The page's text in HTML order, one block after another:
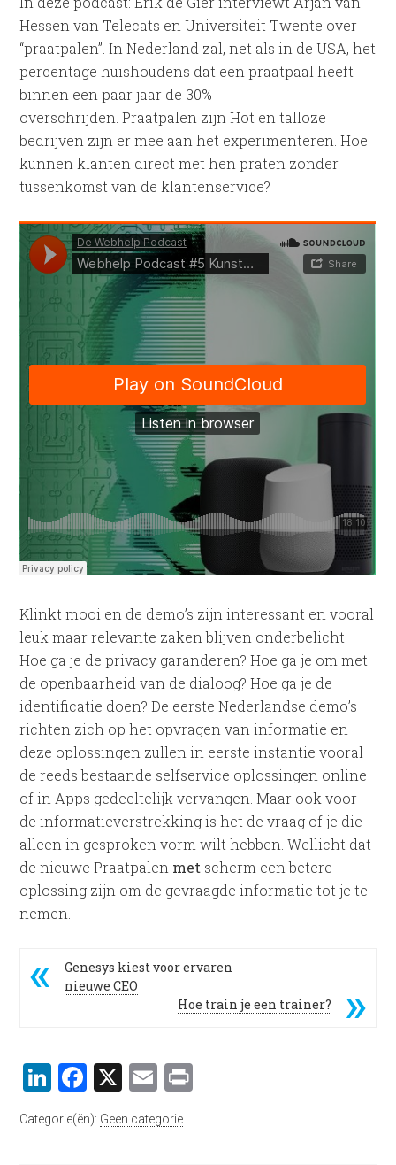
Hessen van Telecats en Universiteit Twente over
“praatpalen”. In Nederland zal, net als in de USA, het
percentage huishoudens dat een praatpaal heeft
binnen een paar jaar de 30%
overschrijden. Praatpalen zijn Hot en talloze
bedrijven zijn er mee aan het experimenteren. Hoe
kunnen klanten direct met hen praten zonder
tussenkomst van de klantenservice?
Klinkt mooi en de demo’s zijn interessant en vooral
leuk maar relevante zaken blijven onderbelicht.
Hoe ga je de privacy garanderen? Hoe ga je om met
de openbaarheid van de dialoog? Hoe ga je de
identificatie doen? De eerste Nederlandse demo’s
richten zich op het opvragen van informatie en
deze oplossingen zullen in eerste instantie vooral
de reeds bestaande selfservice oplossingen online
of in Apps gedeeltelijk vervangen. Maar ook voor
de informatieverstrekking is het de vraag of je die
alleen in gesproken vorm wilt hebben. Wellicht dat
de nieuwe Praatpalen met scherm een betere
oplossing zijn om de gevraagde informatie tot je te
nemen.
Genesys kiest voor ervaren
nieuwe CEO
Hoe train je een trainer?
LinkedIn
Facebook
X Email
Categorie(ën): Geen categorie